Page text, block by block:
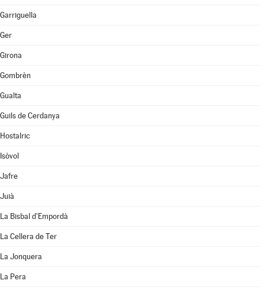
Garriguella
Ger
Girona
Gombrèn
Gualta
Guils de Cerdanya
Hostalric
Isòvol
Jafre
Juià
La Bisbal d'Empordà
La Cellera de Ter
La Jonquera
La Pera